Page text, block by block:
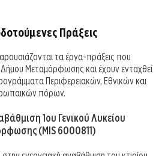
Πράξεις
τα έργα-πράξεις που
Δήμου Μεταμόρφωσης και έχουν ενταχθεί
Περιφερειακών, Εθνικών και
πόρων.
1ου Γενικού Λυκείου
(MIS 6000811)